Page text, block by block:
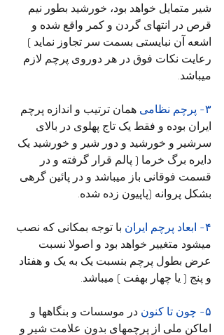
شیر متمایل خواهد بود، خورشید بطور نیم
قرص در انتهای گردن و کمر واقع شده و
اشعه آن نبایستی بسمت سر تجاوز نماید )
رعایت نکات فوق در هر دوروی پرچم لازم
میباشد.
۳- پرچم نظامی
همان ترتیب و اندازه پرچم
ایران بوده و فقط یک تاج پهلوی در بالای
سرشیر و خورشید و دور شیر و خورشید یک
دایره برگ خرما ( پالم قرار گرفته و در
قسمت فوقانی باز میباشد و در پائین گرهی
بشکل پروانه (پاپیون زده شده.
۴- ابعاد پرچم ایران
با توجه بمکانی که نصب
میشود متغییر خواهد بود و اصولا نسبت
عرض بطول پرچم بنسبت یک به یک و هفتاد
و پنج ( یا چهار بهفت ) میباشد.
۵- چون تا کنون
در موسسات و بنگاهها و
اماکن ملی از پرچمهای بدون علامت شیر و